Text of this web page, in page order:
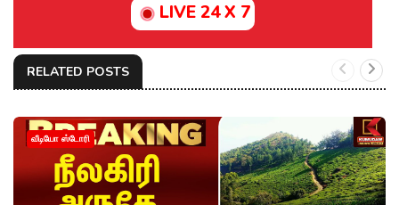
LIVE 24 X 7
RELATED POSTS
வீடியோ ஸ்டோரி